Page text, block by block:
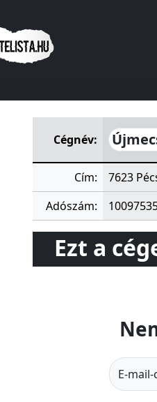
Újmecsekaljai 2.
Cégnév:
Cím:
7623
Adószám:
Ezt a
E-mail-